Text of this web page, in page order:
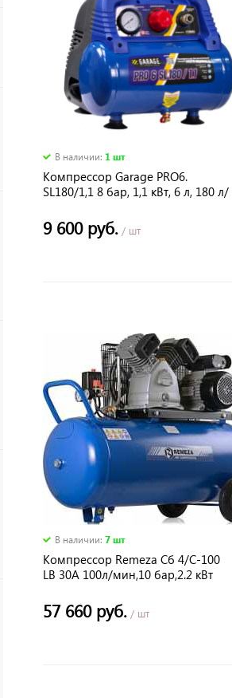
В наличии: 1 шт
Компрессор Garage PRO6.
SL180/1,1 8 бар, 1,1 кВт, 6 л, 180 л/
9 600 руб. / шт
В наличии: 7 шт
Компрессор Remeza Сб 4/С-100
LB 30A 100л/мин,10 бар,2.2 кВт
57 660 руб. / шт